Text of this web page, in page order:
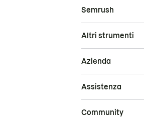
Semrush
Altri strumenti
Azienda
Assistenza
Community